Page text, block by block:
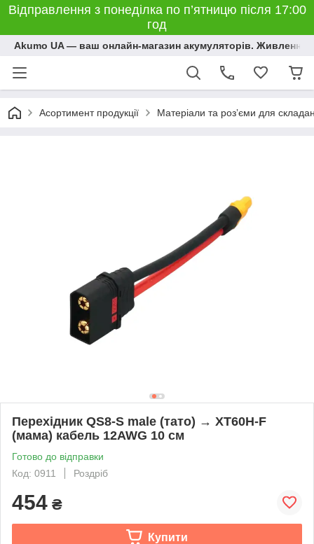
Відправлення з понеділка по п’ятницю після 17:00
год
Akumo UA — ваш онлайн-магазин акумуляторів. Живлення,
Асортимент продукції Матеріали та розʼєми для
Перехідник QS8-S male (тато) → XT60H-F
(мама) кабель 12AWG 10 см
Готово до відправки
Код: 0911
Роздріб
454 ₴
Купити